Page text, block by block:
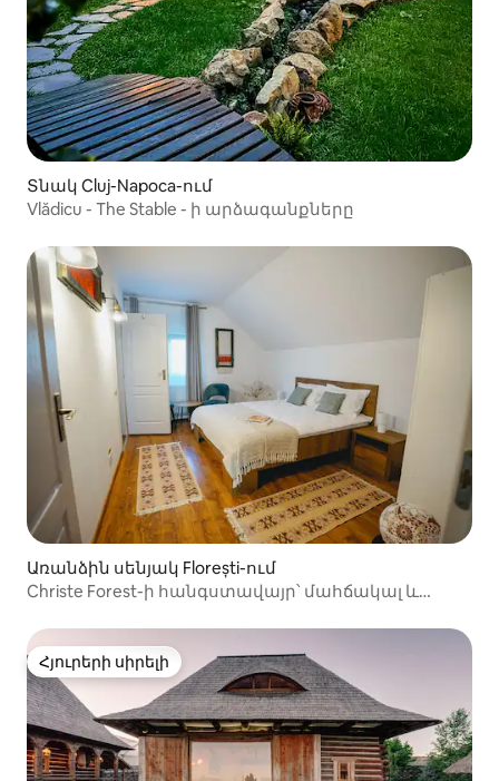
Տնակ Cluj-Napoca-ում
Vlădicu - The Stable - ի արձագանքները
Առանձին սենյակ Florești-ում
Christe Forest-ի հանգստավայր՝ մահճակալ և
Հյուրերի սիրելի
Հյուրերի սիրելի